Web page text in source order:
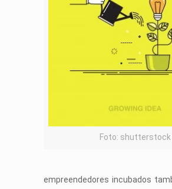
Foto: shutterstock
empreendedores incubados